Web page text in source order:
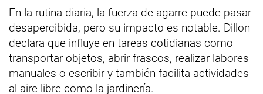
En la rutina diaria, la fuerza de agarre puede pasar
desapercibida, pero su impacto es notable. Dillon
declara que influye en tareas cotidianas como
transportar objetos, abrir frascos, realizar labores
manuales o escribir y también facilita actividades
al aire libre como la jardinería.